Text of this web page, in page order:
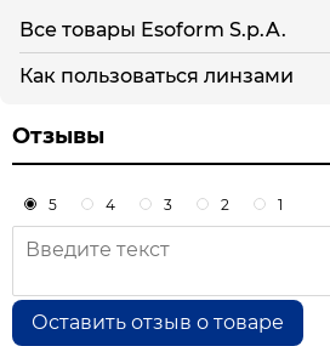
Все товары Esoform S.p.A.
Как пользоваться линзами
Отзывы
5 4 3 2 1
Оставить отзыв о товаре